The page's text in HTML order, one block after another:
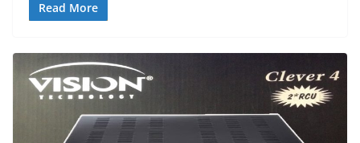
Read More